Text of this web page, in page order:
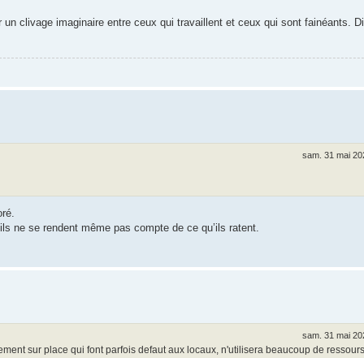
clivage imaginaire entre ceux qui travaillent et ceux qui sont fainéants.
sam. 31 mai
ne se rendent même pas compte de ce qu’ils ratent.
sam. 31 mai
sur place qui font parfois defaut aux locaux, n'utilisera beaucoup de